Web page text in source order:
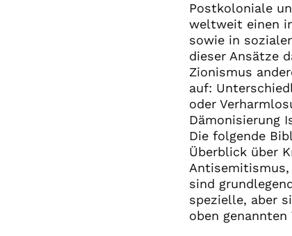
Postkoloniale
weltweit einen
sowie in
dieser Ansätze
Zionismus
auf:
oder
Dämonisierung
Die folgende
Überblick über
Antisemitismus,
sind
spezielle, aber
oben genannten